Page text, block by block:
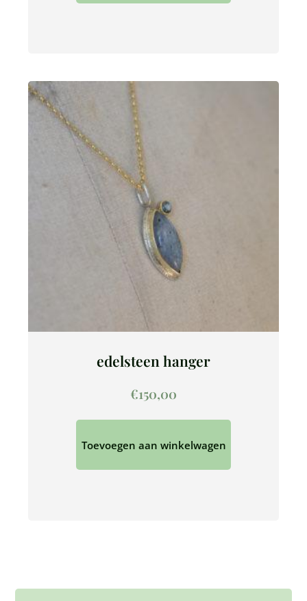
edelsteen hanger
€150,00
Toevoegen aan winkelwagen